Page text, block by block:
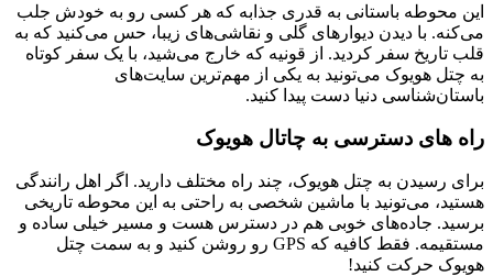
این محوطه باستانی به قدری جذابه که هر کسی رو به خودش جلب
می‌کنه. با دیدن دیوارهای گلی و نقاشی‌های زیبا، حس می‌کنید که به
قلب تاریخ سفر کردید. از قونیه که خارج می‌شید، با یک سفر کوتاه
به چتل هویوک می‌تونید به یکی از مهم‌ترین سایت‌های
باستان‌شناسی دنیا دست پیدا کنید.
راه های دسترسی به چاتال هویوک
برای رسیدن به چتل هویوک، چند راه مختلف دارید. اگر اهل رانندگی
هستید، می‌تونید با ماشین شخصی به راحتی به این محوطه تاریخی
برسید. جاده‌های خوبی هم در دسترس هست و مسیر خیلی ساده و
مستقیمه. فقط کافیه که GPS رو روشن کنید و به سمت چتل
هویوک حرکت کنید!